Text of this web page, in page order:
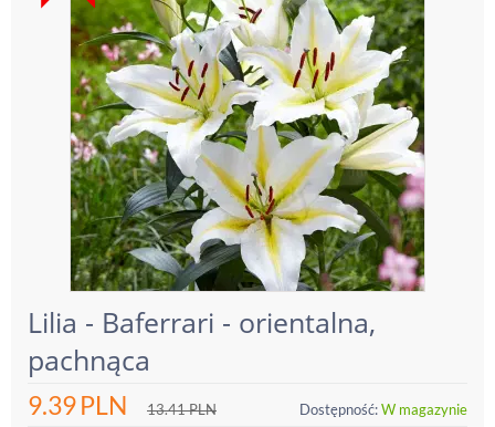
Lilia - Baferrari - orientalna,
pachnąca
9.39PLN 13.41PLN Dostępność:W magazynie